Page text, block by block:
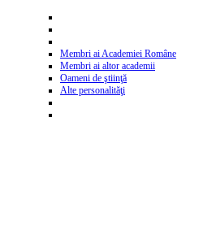
Membri ai Academiei Române
Membri ai altor academii
Oameni de ştiinţă
Alte personalităţi